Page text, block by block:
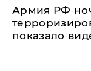
Армия РФ
показало